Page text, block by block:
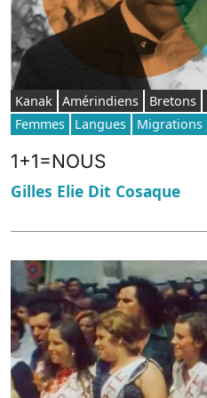
Kanak Amérindiens Bretons
Femmes
Langues Migrations
1+1=NOUS
Gilles Elie Dit Cosaque